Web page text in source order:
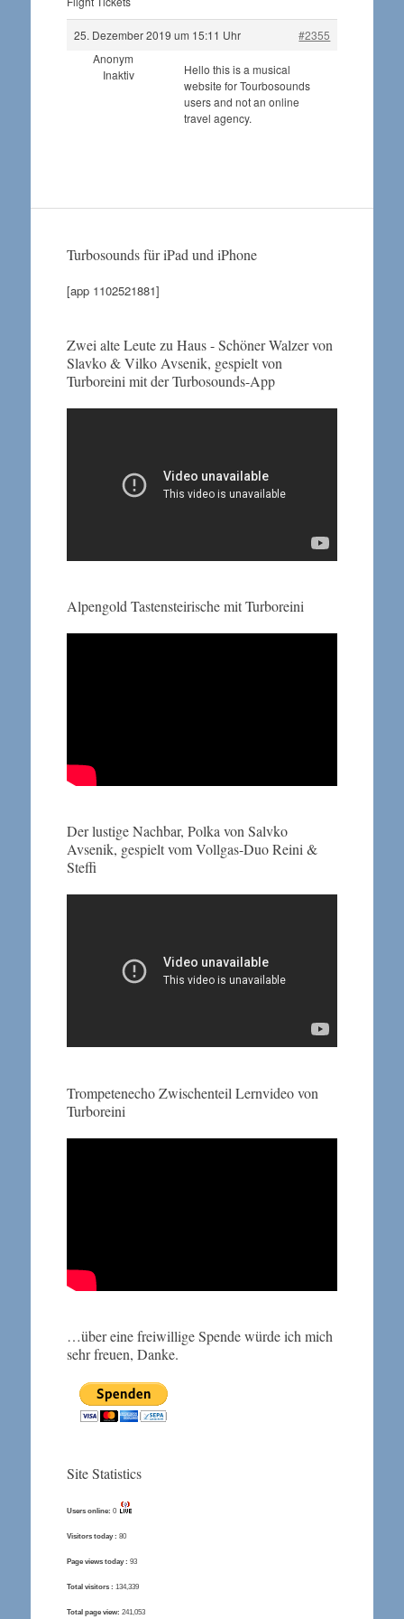
25. Dezember 2019 um 15:11 Uhr
#2355
Anonym
Inaktiv
Hello this is a musical
website for Tourbosounds
users and not an online
travel agency.
Turbosounds für iPad und iPhone
[app 1102521881]
Zwei alte Leute zu Haus - Schöner Walzer von
Slavko & Vilko Avsenik, gespielt von
Turboreini mit der Turbosounds-App
Alpengold Tastensteirische mit Turboreini
Der lustige Nachbar, Polka von Salvko
Avsenik, gespielt vom Vollgas-Duo Reini &
Steffi
Trompetenecho Zwischenteil Lernvideo von
Turboreini
…über eine freiwillige Spende würde ich mich
sehr freuen, Danke.
Site Statistics
Users online: 0
Visitors today : 80
Page views today : 93
Total visitors : 134,339
Total page view: 241,053